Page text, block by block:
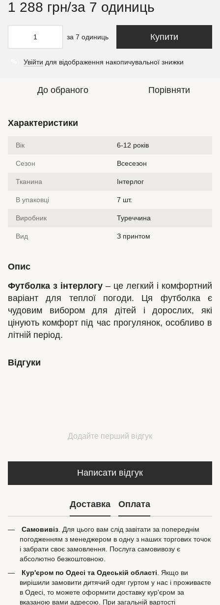
1 288 грн/за 7 одиниць
за 7 одиниць Купити
Увійти для відображення накопичувальної знижки
До обраного Порівняти
Характеристики
Вік 6-12 років
Сезон Всесезон
Тканина Інтерлог
В упаковці 7 шт.
Виробник Туреччина
Вид З принтом
Опис
Футболка з інтерлогу – це легкий і комфортний
варіант для теплої погоди. Ця футболка є
чудовим вибором для дітей і дорослих, які
цінують комфорт під час прогулянок, особливо в
літній період.
Відгуки
Додайте перший відгук
Написати відгук
Доставка Оплата
Самовивіз . Для цього вам слід завітати за попереднім
погодженням з менеджером в одну з наших торгових точок
і забрати своє замовлення. Послуга самовивозу є
абсолютно безкоштовною.
Кур'єром по Одесі та Одеській області . Якщо ви
вирішили замовити дитячий одяг гуртом у нас і проживаєте
в Одесі, то можете оформити доставку кур'єром за
вказаною вами адресою. При загальній вартості